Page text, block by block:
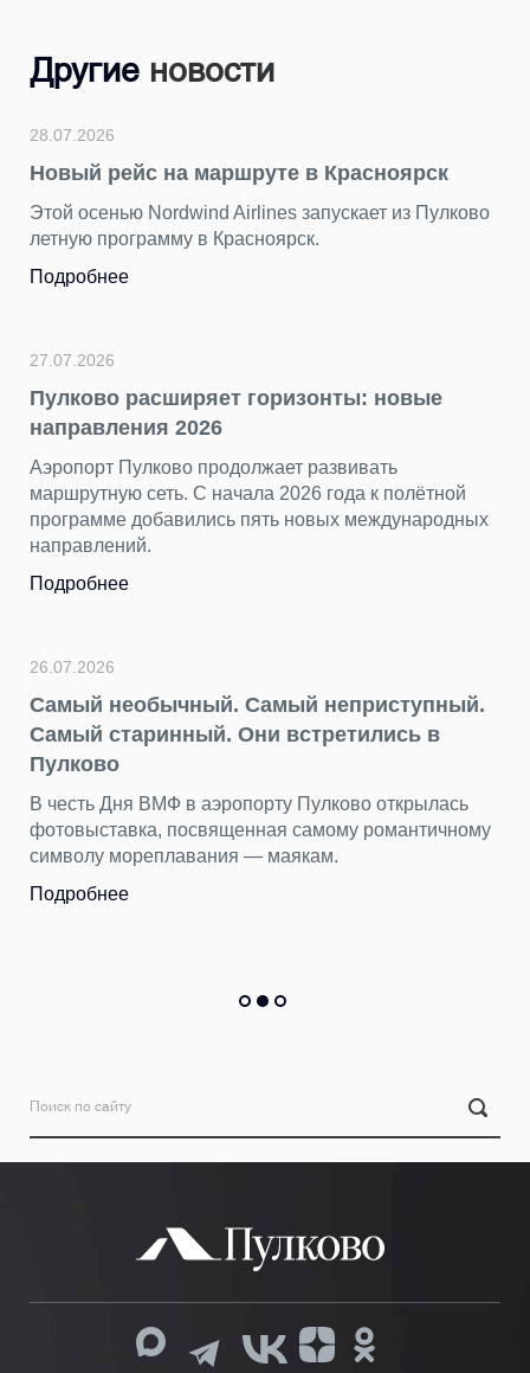
Другие новости
на маршруте в Красноярск
Nordwind Airlines запускает из Пулково
в Красноярск.
расширяет горизонты: новые
2026
Пулково продолжает развивать
сеть. С начала 2026 года к полётной
добавились пять новых международных
Самый неприступный.
Они встретились в
ВМФ в аэропорту Пулково открылась
посвященная самому романтичному
мореплавания — маякам.
герой —
«Нечего
находим